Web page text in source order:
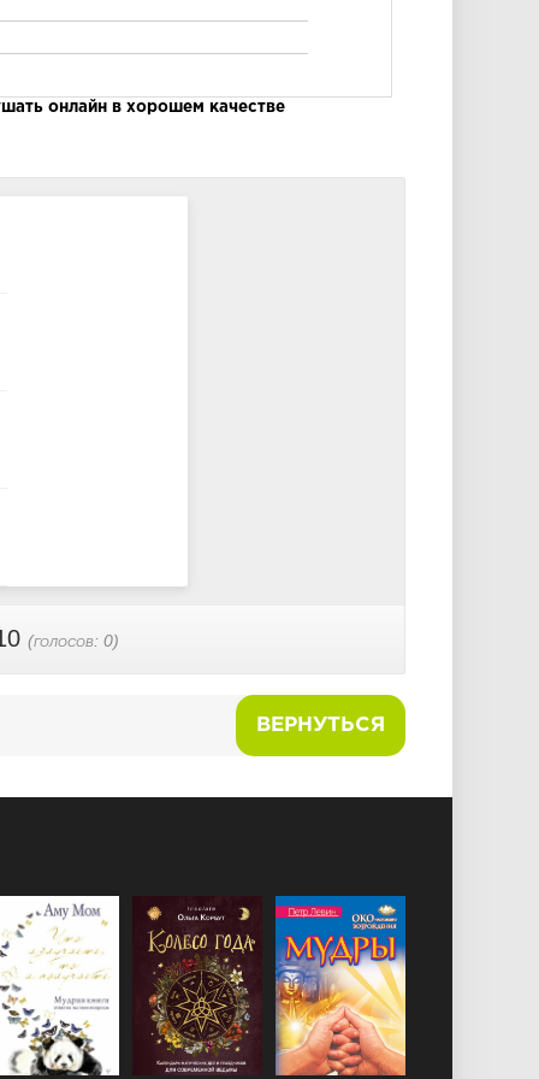
онлайн в хорошем качестве
(голосов: 0)
ВЕРНУТЬСЯ